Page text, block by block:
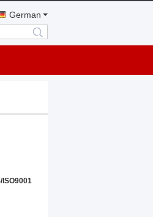
German
search
ISO9001